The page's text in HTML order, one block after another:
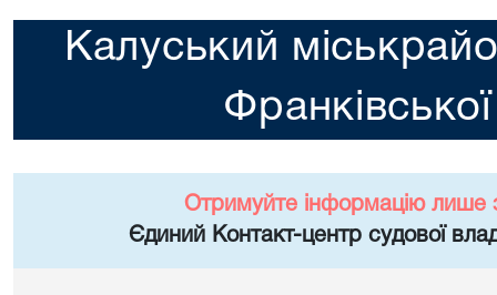
Калуський
Отримуйте інформацію лише
Єдиний Контакт-центр судової